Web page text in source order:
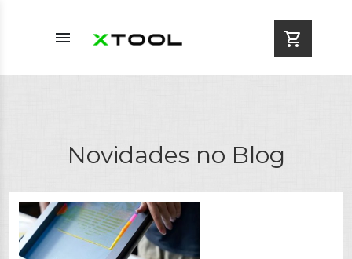
menu shopping_cart
Novidades no Blog